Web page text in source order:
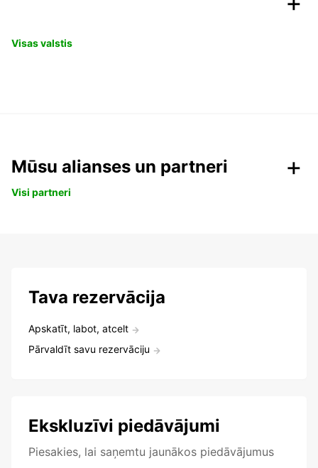
Visas valstis
Mūsu alianses un partneri
Visi partneri
Tava rezervācija
Apskatīt, labot, atcelt
Pārvaldīt savu rezervāciju
Ekskluzīvi piedāvājumi
Piesakies, lai saņemtu jaunākos piedāvājumus